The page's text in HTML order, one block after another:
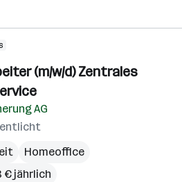
(m/w/d) Zentrales
AG
Homeoffice
€ jährlich